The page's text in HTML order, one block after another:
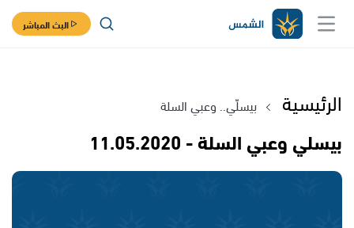
البث المباشر
الرئيسية بيسلّي.. وعبي السلة
بيسلي وعبي السلة - 11.05.2020